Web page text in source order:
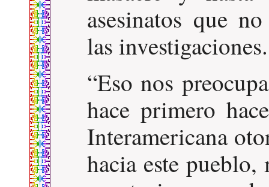
asesinatos que
las investigaciones.
Eso nos
hace primero
Interamericana
hacia este pueblo,